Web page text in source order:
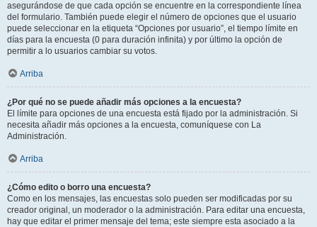
asegurándose de que cada opción se encuentre en la correspondiente línea
del formulario. También puede elegir el número de opciones que el usuario
puede seleccionar en la etiqueta “Opciones por usuario”, el tiempo límite en
días para la encuesta (0 para duración infinita) y por último la opción de
permitir a lo usuarios cambiar su votos.
Arriba
¿Por qué no se puede añadir más opciones a la encuesta?
El límite para opciones de una encuesta está fijado por la administración. Si
necesita añadir más opciones a la encuesta, comuníquese con La
Administración.
Arriba
¿Cómo edito o borro una encuesta?
Como en los mensajes, las encuestas solo pueden ser modificadas por su
creador original, un moderador o la administración. Para editar una encuesta,
hay que editar el primer mensaje del tema; este siempre esta asociado a la